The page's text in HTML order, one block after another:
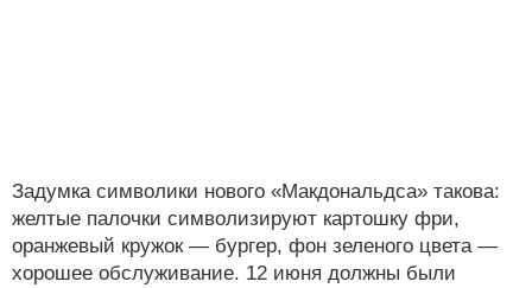
Задумка символики нового «Макдональдса» такова:
желтые палочки символизируют картошку фри,
оранжевый кружок — бургер, фон зеленого цвета —
хорошее обслуживание. 12 июня должны были